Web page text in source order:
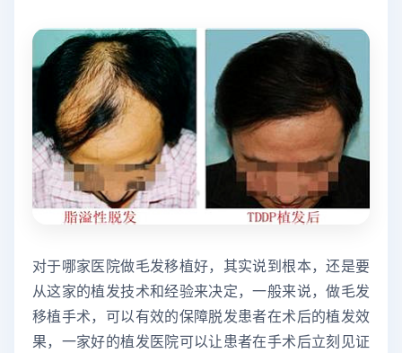
对于哪家医院做毛发移植好，其实说到根本，还是要
从这家的植发技术和经验来决定，一般来说，做毛发
移植手术，可以有效的保障脱发患者在术后的植发效
果，一家好的植发医院可以让患者在手术后立刻见证